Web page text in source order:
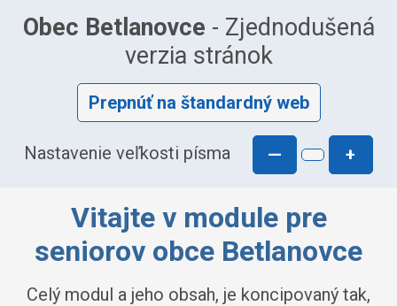
Obec Betlanovce - Zjednodušená
verzia stránok
Prepnúť na štandardný web
Nastavenie veľkosti písma — +
Vitajte v module pre
seniorov obce Betlanovce
Celý modul a jeho obsah, je koncipovaný tak,